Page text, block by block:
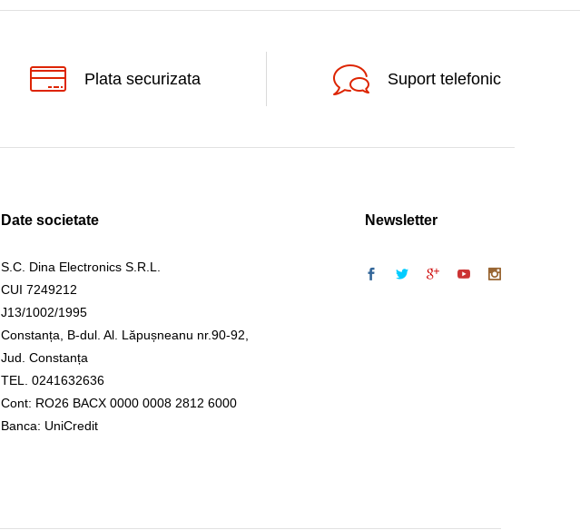
Plata securizata Suport telefonic
Date societate
S.C. Dina Electronics S.R.L.
CUI 7249212
J13/1002/1995
Constanța, B-dul. Al. Lăpușneanu nr.90-92,
Jud. Constanța
TEL. 0241632636
Cont: RO26 BACX 0000 0008 2812 6000
Banca: UniCredit
Newsletter